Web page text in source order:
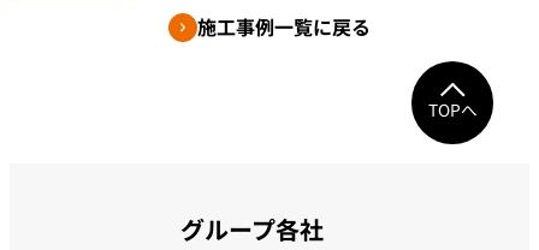
施工事例一覧に戻る
TOPへ
グループ各社